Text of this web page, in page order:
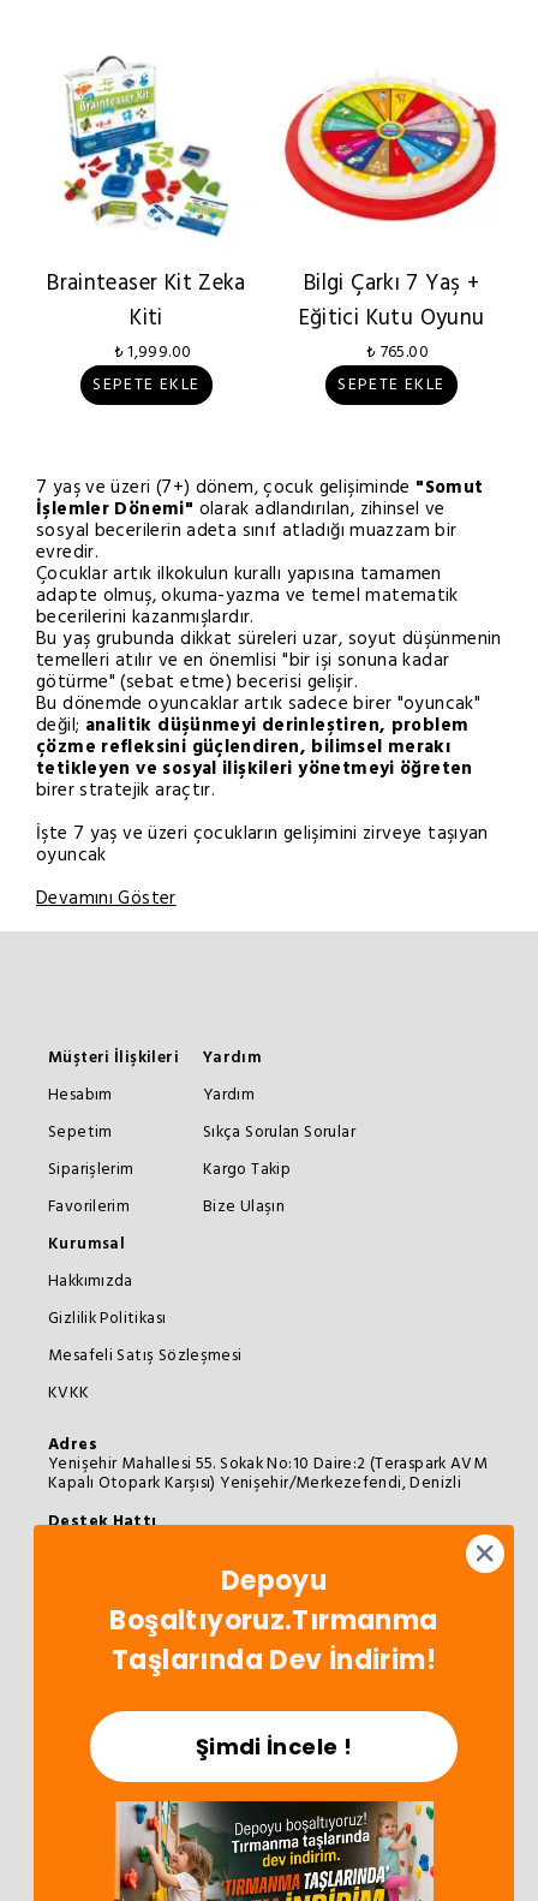
Brainteaser Kit Zeka
Kiti
₺ 1,999.00
SEPETE EKLE
Bilgi Çarkı 7 Yaş +
Eğitici Kutu Oyunu
₺ 765.00
SEPETE EKLE
7 yaş ve üzeri (7+) dönem, çocuk gelişiminde "Somut
İşlemler Dönemi" olarak adlandırılan, zihinsel ve
sosyal becerilerin adeta sınıf atladığı muazzam bir
evredir.
Çocuklar artık ilkokulun kurallı yapısına tamamen
adapte olmuş, okuma-yazma ve temel matematik
becerilerini kazanmışlardır.
Bu yaş grubunda dikkat süreleri uzar, soyut düşünmenin
temelleri atılır ve en önemlisi "bir işi sonuna kadar
götürme" (sebat etme) becerisi gelişir.
Bu dönemde oyuncaklar artık sadece birer "oyuncak"
değil; analitik düşünmeyi derinleştiren, problem
çözme refleksini güçlendiren, bilimsel merakı
tetikleyen ve sosyal ilişkileri yönetmeyi öğreten
birer stratejik araçtır.
İşte 7 yaş ve üzeri çocukların gelişimini zirveye taşıyan
oyuncak
Devamını Göster
Müşteri İlişkileri
Hesabım
Sepetim
Siparişlerim
Favorilerim
Yardım
Yardım
Sıkça Sorulan Sorular
Kargo Takip
Bize Ulaşın
Kurumsal
Hakkımızda
Gizlilik Politikası
Mesafeli Satış Sözleşmesi
KVKK
Adres
Yenişehir Mahallesi 55. Sokak No:10 Daire:2 (Teraspark AVM
Kapalı Otopark Karşısı) Yenişehir/Merkezefendi, Denizli
Destek Hattı
App'i İndir!
İndirimleri Kaçırma!
Depoyu
Boşaltıyoruz.Tırmanma
Taşlarında Dev İndirim!
Şimdi İncele !